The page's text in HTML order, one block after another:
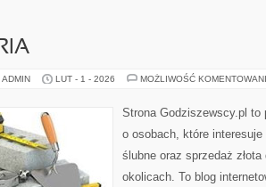
LUT - 1 - 2026 MOŻLIWOŚĆ
Strona Godziszewscy.pl
o osobach, które
ślubne oraz sprzedaż
okolicach. To blog